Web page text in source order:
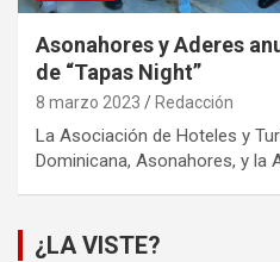
Asonahores y Aderes
de “Tapas Night”
8 marzo 2023 Redacción
La Asociación de Hoteles y
Dominicana, Asonahores, y la
¿LA VISTE?